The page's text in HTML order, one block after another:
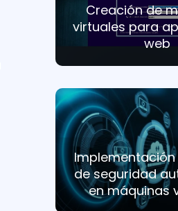
Creación de
virtuales para
web
de seguridad
en máquinas